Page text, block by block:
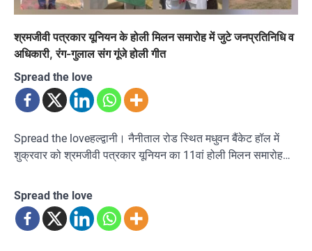
श्रमजीवी पत्रकार यूनियन के होली मिलन समारोह में जुटे जनप्रतिनिधि व
अधिकारी, रंग-गुलाल संग गूंजे होली गीत
Spread the love
Spread the loveहल्द्वानी। नैनीताल रोड स्थित मधुवन बैंकेट हॉल में
शुक्रवार को श्रमजीवी पत्रकार यूनियन का 11वां होली मिलन समारोह…
Spread the love